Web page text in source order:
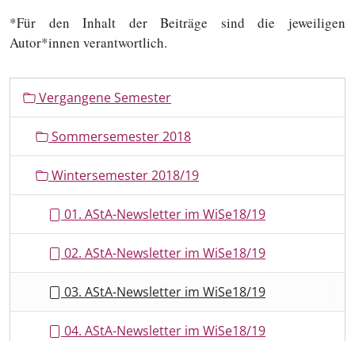
*Für den Inhalt der Beiträge sind die jeweiligen
Autor*innen verantwortlich.
t
o
Vergangene Semester
Sommersemester 2018
Wintersemester 2018/19
01. AStA-Newsletter im WiSe18/19
02. AStA-Newsletter im WiSe18/19
03. AStA-Newsletter im WiSe18/19
04. AStA-Newsletter im WiSe18/19